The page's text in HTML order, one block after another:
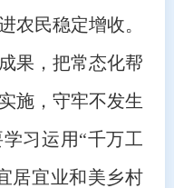
农民稳定增收。
果，把常态化帮
施，守牢不发生
习运用“千万工
居宜业和美乡村